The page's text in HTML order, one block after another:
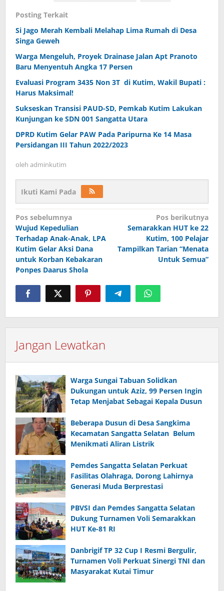
Posting Terkait
Si Jago Merah Kembali Melahap Lima Rumah di Desa
Singa Geweh
Warga Mengeluh, Proyek Drainase Jalan Apt Pranoto
Baru Menyentuh Angka 17 Persen
Evaluasi Program 3435 Non 3T di Kutim, Wakil Bupati :
Harus Maksimal!
Sukseskan Transisi PAUD-SD, Pemkab Kutim Lakukan
Kunjungan ke SDN 001 Sangatta Utara
DPRD Kutim Gelar PAW Pada Paripurna Ke 14 Masa
Persidangan III Tahun 2022/2023
oleh adminkutim
Ikuti Kami Pada
Navigasi
pos
Pos sebelumnya
Wujud Kepedulian
Terhadap Anak-Anak, LPA
Kutim Gelar Aksi Dana
untuk Korban Kebakaran
Ponpes Daarus Shola
Pos berikutnya
Semarakkan HUT ke 22
Kutim, 100 Pelajar
Tampilkan Tarian “Menata
Untuk Semua”
Jangan Lewatkan
Warga Sungai Tabuan Solidkan
Dukungan untuk Aziz, 99 Persen Ingin
Tetap Menjabat Sebagai Kepala Dusun
Beberapa Dusun di Desa Sangkima
Kecamatan Sangatta Selatan Belum
Menikmati Aliran Listrik
Pemdes Sangatta Selatan Perkuat
Fasilitas Olahraga, Dorong Lahirnya
Generasi Muda Berprestasi
PBVSI dan Pemdes Sangatta Selatan
Dukung Turnamen Voli Semarakkan
HUT Ke-81 RI
Danbrigif TP 32 Cup I Resmi Bergulir,
Turnamen Voli Perkuat Sinergi TNI dan
Masyarakat Kutai Timur